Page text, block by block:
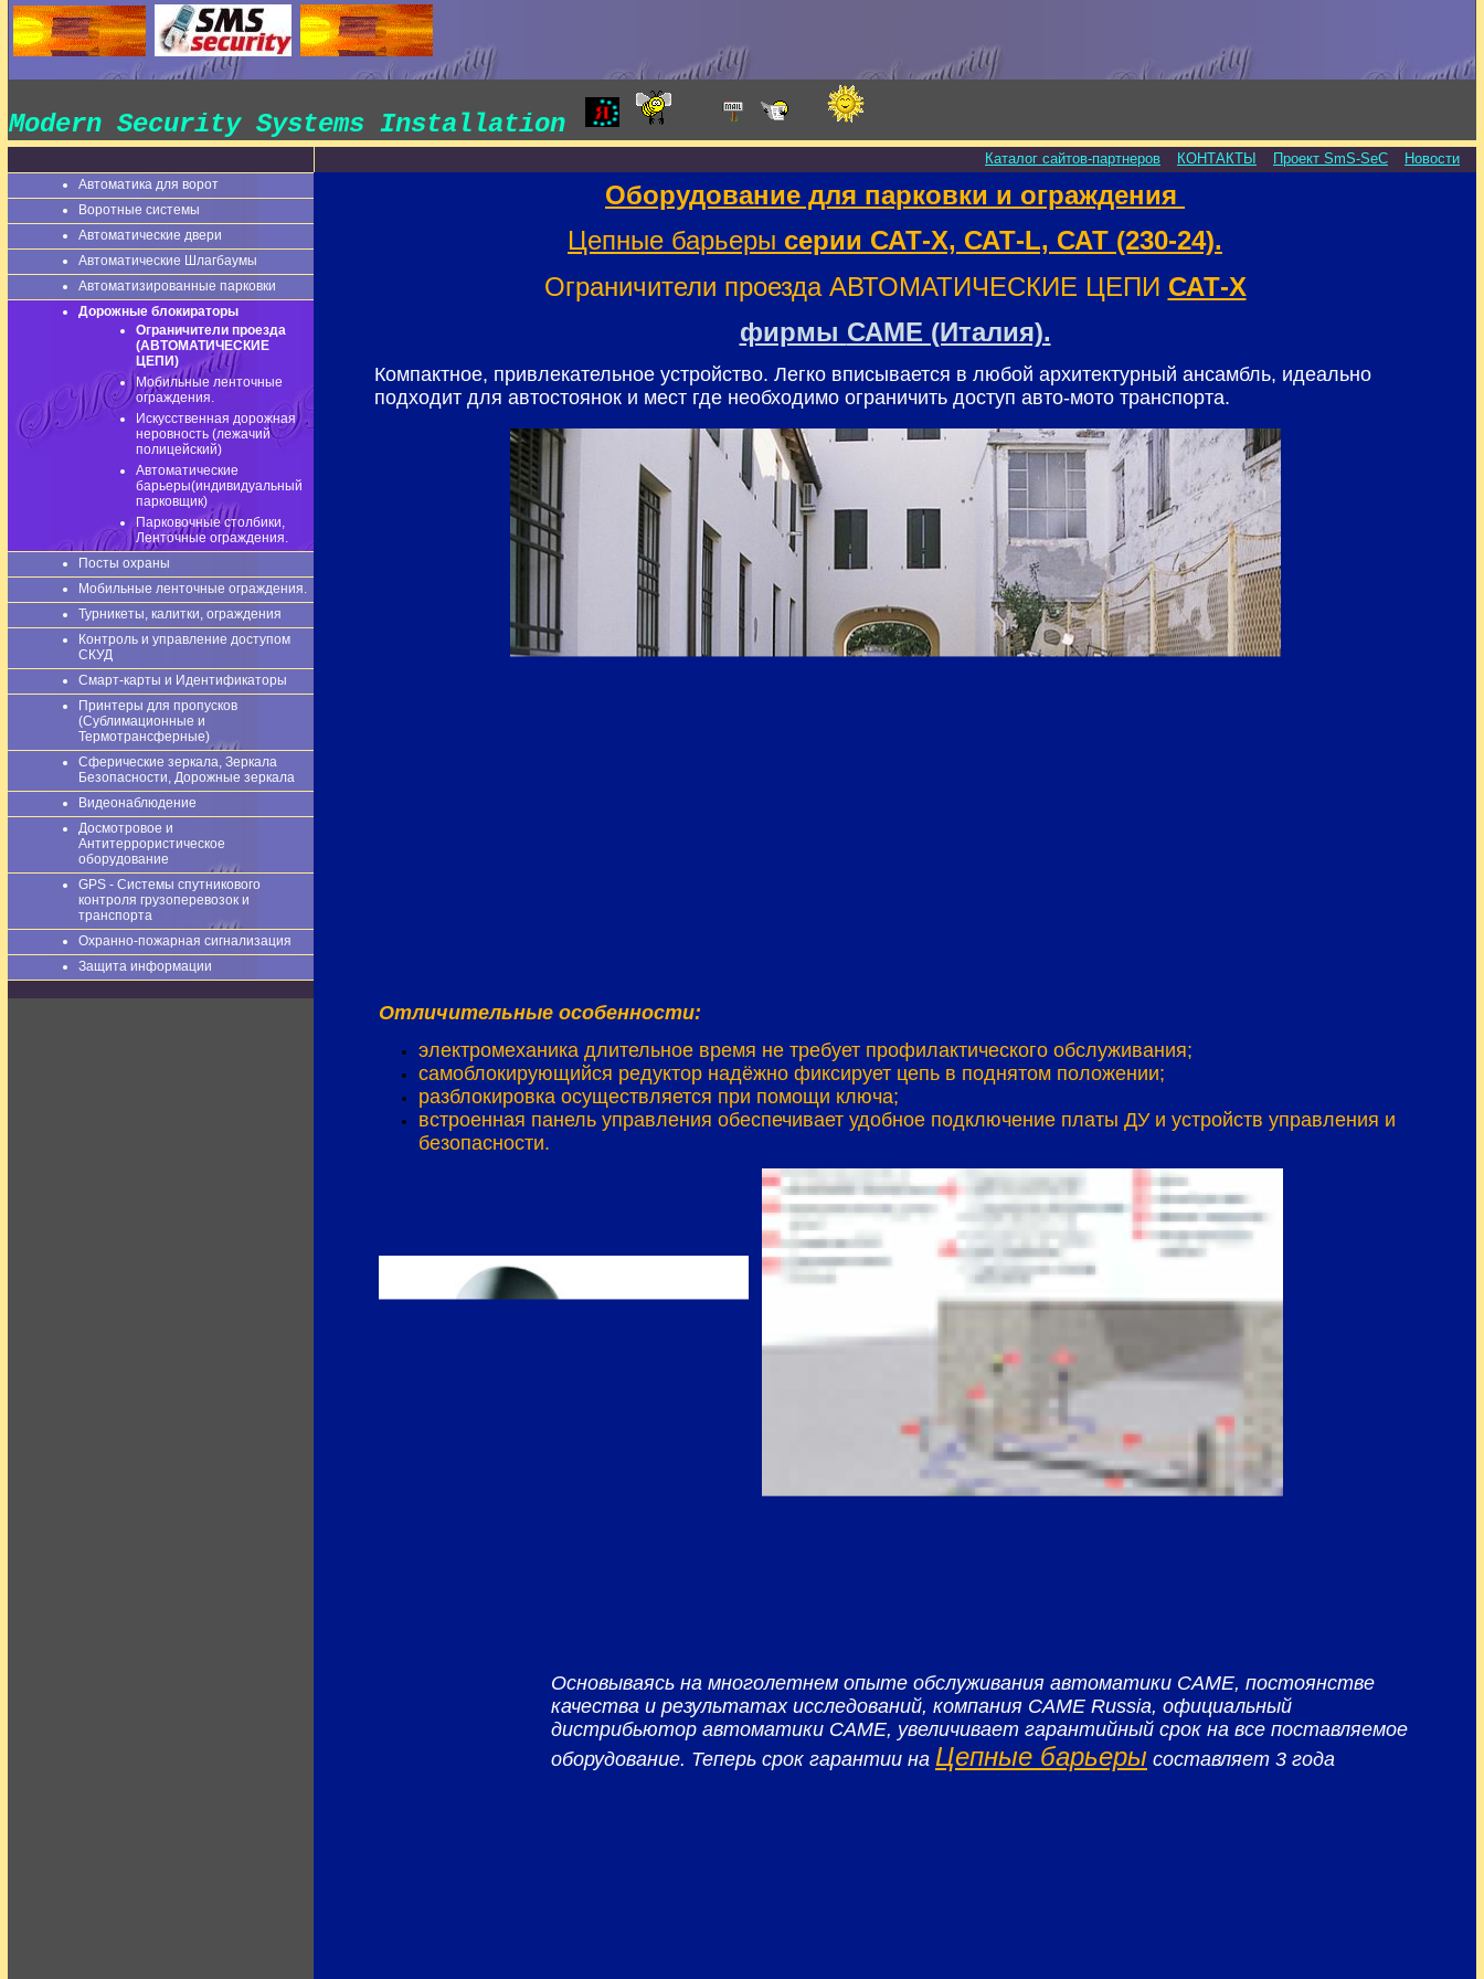
Modern Security Systems Installation
Каталог сайтов-партнеров КОНТАКТЫ Проект SmS-SeC Новости
Автоматика для ворот
Воротные системы
Автоматические двери
Автоматические Шлагбаумы
Автоматизированные парковки
Дорожные блокираторы
Ограничители проезда
(АВТОМАТИЧЕСКИЕ
ЦЕПИ)
Мобильные ленточные
ограждения.
Искусственная дорожная
неровность (лежачий
полицейский)
Автоматические
барьеры(индивидуальный
парковщик)
Парковочные столбики,
Ленточные ограждения.
Посты охраны
Мобильные ленточные ограждения.
Турникеты, калитки, ограждения
Контроль и управление доступом
СКУД
Смарт-карты и Идентификаторы
Принтеры для пропусков
(Сублимационные и
Термотрансферные)
Сферические зеркала, Зеркала
Безопасности, Дорожные зеркала
Видеонаблюдение
Досмотровое и
Антитеррористическое
оборудование
GPS - Системы спутникового
контроля грузоперевозок и
транспорта
Охранно-пожарная сигнализация
Защита информации
Оборудование для парковки и ограждения
Цепные барьеры серии САТ-Х, САТ-L, САТ (230-24).
Ограничители проезда АВТОМАТИЧЕСКИЕ ЦЕПИ САТ-Х
фирмы САМЕ (Италия).
Компактное, привлекательное устройство. Легко вписывается в любой архитектурный ансамбль, идеально
подходит для автостоянок и мест где необходимо ограничить доступ авто-мото транспорта.
Отличительные особенности:
электромеханика длительное время не требует профилактического обслуживания;
самоблокирующийся редуктор надёжно фиксирует цепь в поднятом положении;
разблокировка осуществляется при помощи ключа;
встроенная панель управления обеспечивает удобное подключение платы ДУ и устройств управления и
безопасности.
Основываясь на многолетнем опыте обслуживания автоматики CAME, постоянстве
качества и результатах исследований, компания CAME Russia, официальный
дистрибьютор автоматики CAME, увеличивает гарантийный срок на все поставляемое
оборудование. Теперь срок гарантии на Цепные барьеры составляет 3 года